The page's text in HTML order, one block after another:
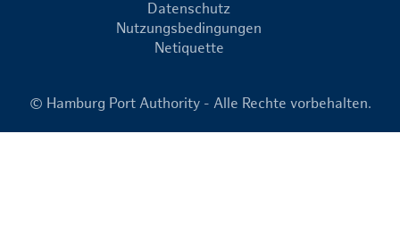
Datenschutz
Nutzungsbedingungen
Netiquette
© Hamburg Port Authority - Alle Rechte vorbehalten.